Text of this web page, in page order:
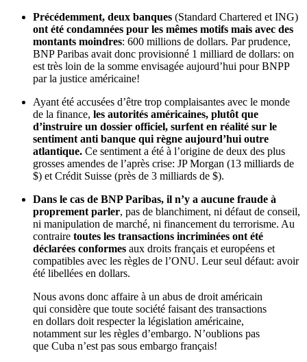
Précédemment, deux banques (Standard Chartered et ING)
ont été condamnées pour les mêmes motifs mais avec des
montants moindres: 600 millions de dollars. Par prudence,
BNP Paribas avait donc provisionné 1 milliard de dollars: on
est très loin de la somme envisagée aujourd’hui pour BNPP
par la justice américaine!
Ayant été accusées d’être trop complaisantes avec le monde
de la finance, les autorités américaines, plutôt que
d’instruire un dossier officiel, surfent en réalité sur le
sentiment anti banque qui règne aujourd’hui outre
atlantique. Ce sentiment a été à l’origine de deux des plus
grosses amendes de l’après crise: JP Morgan (13 milliards de
$) et Crédit Suisse (près de 3 milliards de $).
Dans le cas de BNP Paribas, il n’y a aucune fraude à
proprement parler, pas de blanchiment, ni défaut de conseil,
ni manipulation de marché, ni financement du terrorisme. Au
contraire toutes les transactions incriminées ont été
déclarées conformes aux droits français et européens et
compatibles avec les règles de l’ONU. Leur seul défaut: avoir
été libellées en dollars.
Nous avons donc affaire à un abus de droit américain
qui considère que toute société faisant des transactions
en dollars doit respecter la législation américaine,
notamment sur les règles d’embargo. N’oublions pas
que Cuba n’est pas sous embargo français!